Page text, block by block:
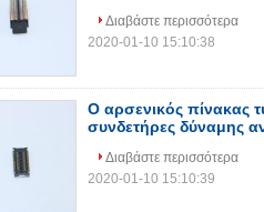
Διαβάστε περισσότερα
2020-01-10 15:10:38
Ο αρσενικός πίνακας
συνδετήρες δύναμης
Διαβάστε περισσότερα
2020-01-10 15:10:39